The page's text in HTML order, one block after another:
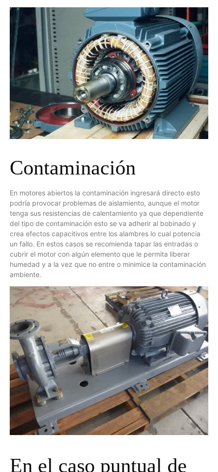
Contaminación
En motores abiertos la contaminación ingresará directo esto
podría provocar problemas de aislamiento, aunque el motor
tenga sus resistencias de calentamiento ya que dependiente
del tipo de contaminación esto se va adherir al bobinado y
crea efectos capacitivos entre los alambres lo cual potencia
un fallo. En estos casos se recomienda tapar las entradas o
cubrir el motor con algún elemento que le permita liberar
humedad y a la vez que no entre o minimice la contaminación
ambiente.
En el caso puntual de